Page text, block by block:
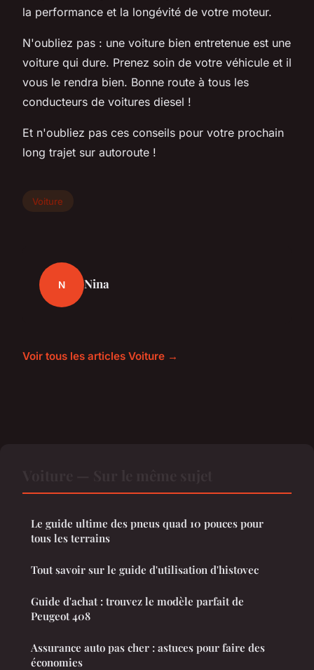
la performance et la longévité de votre moteur.
N'oubliez pas : une voiture bien entretenue est une
voiture qui dure. Prenez soin de votre véhicule et il
vous le rendra bien. Bonne route à tous les
conducteurs de voitures diesel !
Et n'oubliez pas ces conseils pour votre prochain
long trajet sur autoroute !
Voiture
N Nina
Voir tous les articles Voiture →
Le guide ultime des pneus quad 10 pouces pour
tous les terrains
Tout savoir sur le guide d'utilisation d'histovec
Guide d'achat : trouvez le modèle parfait de
Peugeot 408
Assurance auto pas cher : astuces pour faire des
économies